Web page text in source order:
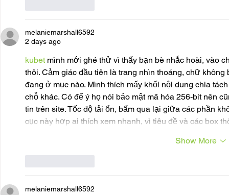
melaniemarshall6592
2 days ago
kubet mình mới ghé thử vì thấy bạn bè nhắc hoài, vào
thôi. Cảm giác đầu tiên là trang nhìn thoáng, chữ
đang ở mục nào. Mình thích mấy khối nội dung chia
chỗ khác. Có để ý họ nói bảo mật mã hóa 256-bit nên
tin trên site. Tốc độ tải ổn, bấm qua lại giữa các phần
cục này hợp ai thích xem nhanh, vì tiêu đề và các box
Show More
melaniemarshall6592